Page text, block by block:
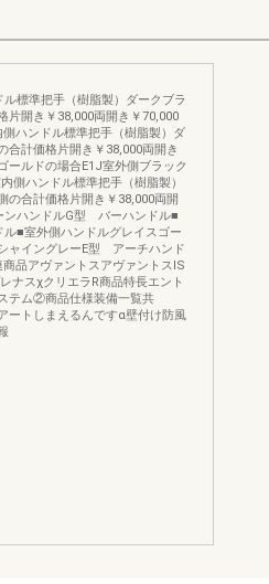
標準把手（樹脂製）ダークブラ
片開き￥38,000両開き￥70,000
ハンドル標準把手（樹脂製）ダ
合計価格片開き￥38,000両開き
ールドの場合E1J室外側ブラック
側ハンドル標準把手（樹脂製）
の合計価格片開き￥38,000両開
ハンドルG型 バーハンドル■
■室外側ハンドルグレイスゴー
ャイングレーE型 アーチハンド
品アヴァントスアヴァントスIS
ナスχクリエラR商品特長エント
テム②商品仕様装備一覧共
トしまえるんですα壁付け防風